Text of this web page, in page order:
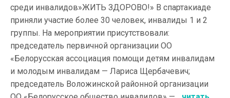
среди инвалидов»ЖИТЬ ЗДОРОВО!» В спартакиаде
приняли участие более 30 человек, инвалиды 1 и 2
группы. На мероприятии присутствовали:
председатель первичной организации ОО
«Белорусская ассоциация помощи детям инвалидам
и молодым инвалидам — Лариса Щербачевич;
председатель Воложинской районной организации